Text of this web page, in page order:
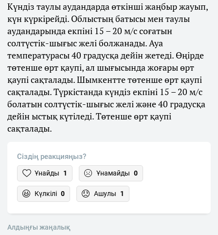
Күндіз таулы аудандарда өткінші жаңбыр жауып,
күн күркірейді. Облыстың батысы мен таулы
аудандарында екпіні 15 – 20 м/с соғатын
солтүстік-шығыс желі болжанады. Ауа
температурасы 40 градусқа дейін жетеді. Өңірде
төтенше өрт қаупі, ал шығысында жоғары өрт
қаупі сақталады. Шымкентте төтенше өрт қаупі
сақталады. Түркістанда күндіз екпіні 15 – 20 м/с
болатын солтүстік-шығыс желі және 40 градусқа
дейін ыстық күтіледі. Төтенше өрт қаупі
сақталады.
Сіздің реакцияңыз?
Ұнайды 1 Ұнамайды 0
Күлкілі 0 Ашулы 1
Алдыңғы жаңалық